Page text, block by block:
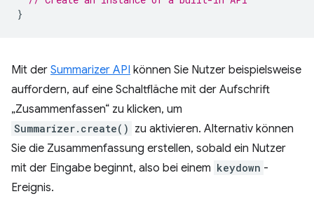
}
Mit der Summarizer API können Sie Nutzer beispielsweise
auffordern, auf eine Schaltfläche mit der Aufschrift
„Zusammenfassen“ zu klicken, um
Summarizer.create() zu aktivieren. Alternativ können
Sie die Zusammenfassung erstellen, sobald ein Nutzer
mit der Eingabe beginnt, also bei einem keydown -
Ereignis.